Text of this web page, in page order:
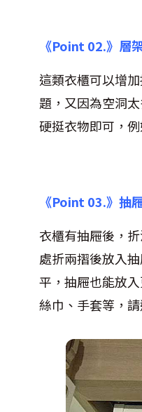
《Point 02.》層
這類衣櫃可以增
題，又因為空洞
硬挺衣物即可，
《Point 03.》抽
衣櫃有抽屜後，
處折兩摺後放入
平，抽屜也能放
絲巾、手套等，